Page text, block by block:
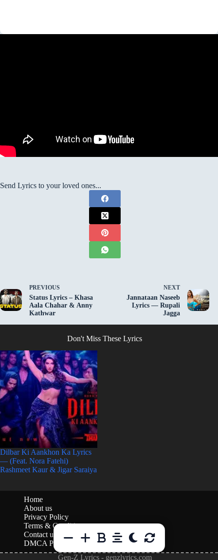
Send Lyrics to your loved ones...
PREVIOUS
Status Lyrics – Khasa
Aala Chahar & Anny
Kathwar
NEXT
Jannataan Naseeb
Lyrics — Rupali
Jagga
Don't Miss These Lyrics
Dilbar Ki Aankhon Ka Lyrics
— (Feat. Nora Fatehi)
Rashmeet Kaur & Jigar Saraiya
Home
About us
Privacy Policy
Terms & Conditions
Contact us
DMCA Policy
Gen-Z Lyrics - genzlyrics.com